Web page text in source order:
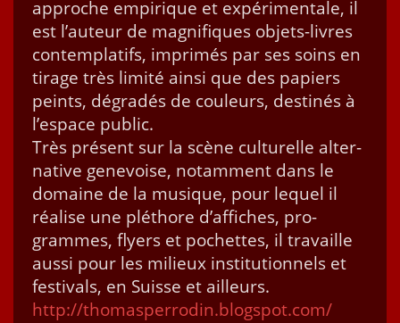
approche empirique et expéri­men­tale, il
est l’auteur de mag­nifiques objets-livres
con­tem­plat­ifs, imprimés par ses soins en
tirage très lim­ité ain­si que des papiers
peints, dégradés de couleurs, des­tinés à
l’espace pub­lic.
Très présent sur la scène cul­turelle alter­
na­tive genevoise, notam­ment dans le
domaine de la musique, pour lequel il
réalise une pléthore d’affiches, pro­
grammes, fly­ers et pochettes, il tra­vaille
aus­si pour les milieux insti­tu­tion­nels et
fes­ti­vals, en Suisse et ailleurs.
http://thomasperrodin.blogspot.com/